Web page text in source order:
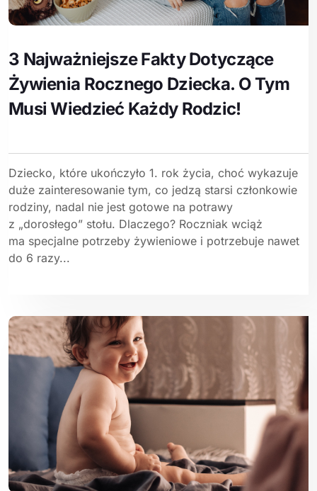
3 Najważniejsze Fakty Dotyczące
Żywienia Rocznego Dziecka. O Tym
Musi Wiedzieć Każdy Rodzic!
Dziecko, które ukończyło 1. rok życia, choć wykazuje
duże zainteresowanie tym, co jedzą starsi członkowie
rodziny, nadal nie jest gotowe na potrawy
z „dorosłego” stołu. Dlaczego? Roczniak wciąż
ma specjalne potrzeby żywieniowe i potrzebuje nawet
do 6 razy...